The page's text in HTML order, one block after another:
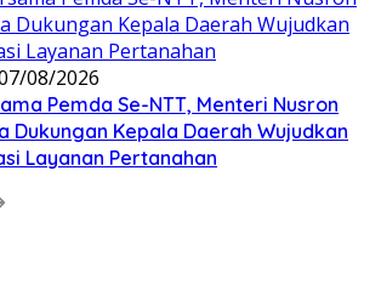
08/2026
Pemda Se-NTT, Menteri Nusron
Dukungan Kepala Daerah Wujudkan
Layanan Pertanahan